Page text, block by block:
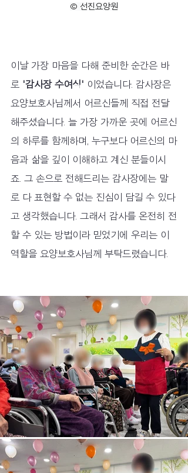
© 선진요양원
이날 가장 마음을 다해 준비한 순간은 바
로 '감사장 수여식' 이었습니다. 감사장은
요양보호사님께서 어르신들께 직접 전달
해주셨습니다. 늘 가장 가까운 곳에 어르신
의 하루를 함께하며, 누구보다 어르신의 마
음과 삶을 깊이 이해하고 계신 분들이시
죠. 그 손으로 전해드리는 감사장에는 말
로 다 표현할 수 없는 진심이 담길 수 있다
고 생각했습니다. 그래서 감사를 온전히 전
할 수 있는 방법이라 믿었기에 우리는 이
역할을 요양보호사님께 부탁드렸습니다.